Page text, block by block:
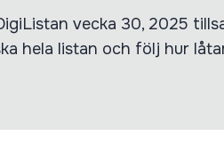
vecka 30, 2025
hela listan och följ hur